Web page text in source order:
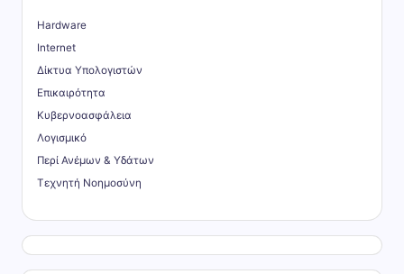
Hardware
Internet
Δίκτυα Υπολογιστών
Επικαιρότητα
Κυβερνοασφάλεια
Λογισμικό
Περί Ανέμων & Υδάτων
Τεχνητή Νοημοσύνη